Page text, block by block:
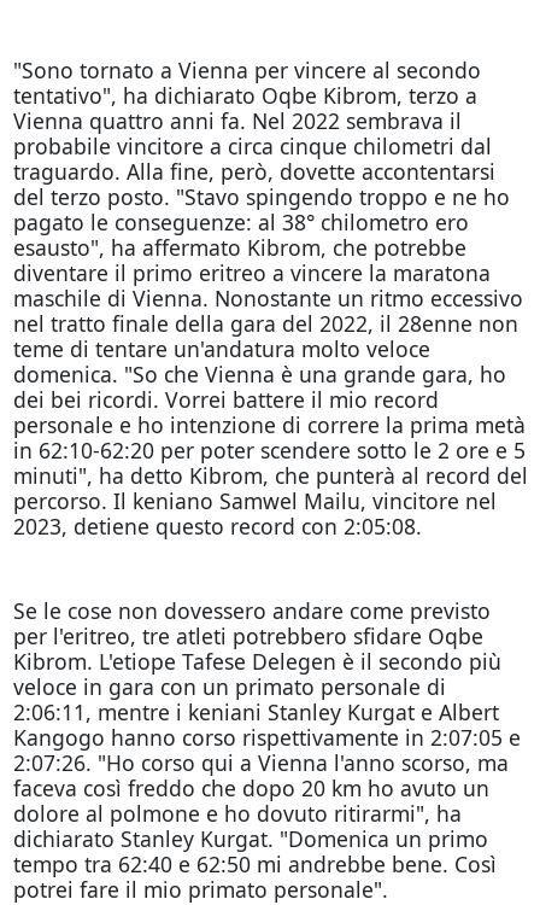
"Sono tornato a Vienna per vincere al secondo
tentativo", ha dichiarato Oqbe Kibrom, terzo a
Vienna quattro anni fa. Nel 2022 sembrava il
probabile vincitore a circa cinque chilometri dal
traguardo. Alla fine, però, dovette accontentarsi
del terzo posto. "Stavo spingendo troppo e ne ho
pagato le conseguenze: al 38° chilometro ero
esausto", ha affermato Kibrom, che potrebbe
diventare il primo eritreo a vincere la maratona
maschile di Vienna. Nonostante un ritmo eccessivo
nel tratto finale della gara del 2022, il 28enne non
teme di tentare un'andatura molto veloce
domenica. "So che Vienna è una grande gara, ho
dei bei ricordi. Vorrei battere il mio record
personale e ho intenzione di correre la prima metà
in 62:10-62:20 per poter scendere sotto le 2 ore e 5
minuti", ha detto Kibrom, che punterà al record del
percorso. Il keniano Samwel Mailu, vincitore nel
2023, detiene questo record con 2:05:08.
Se le cose non dovessero andare come previsto
per l'eritreo, tre atleti potrebbero sfidare Oqbe
Kibrom. L'etiope Tafese Delegen è il secondo più
veloce in gara con un primato personale di
2:06:11, mentre i keniani Stanley Kurgat e Albert
Kangogo hanno corso rispettivamente in 2:07:05 e
2:07:26. "Ho corso qui a Vienna l'anno scorso, ma
faceva così freddo che dopo 20 km ho avuto un
dolore al polmone e ho dovuto ritirarmi", ha
dichiarato Stanley Kurgat. "Domenica un primo
tempo tra 62:40 e 62:50 mi andrebbe bene. Così
potrei fare il mio primato personale".